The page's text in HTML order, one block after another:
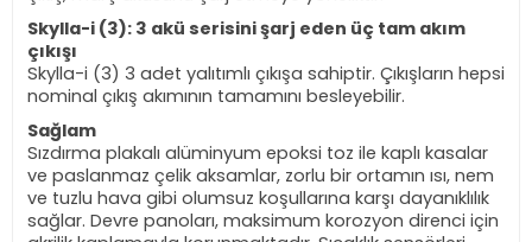
Skylla-i (3): 3 akü serisini şarj eden üç tam akım
çıkışı
Skylla-i (3) 3 adet yalıtımlı çıkışa sahiptir. Çıkışların hepsi
nominal çıkış akımının tamamını besleyebilir.
Sağlam
Sızdırma plakalı alüminyum epoksi toz ile kaplı kasalar
ve paslanmaz çelik aksamlar, zorlu bir ortamın ısı, nem
ve tuzlu hava gibi olumsuz koşullarına karşı dayanıklılık
sağlar. Devre panoları, maksimum korozyon direnci için